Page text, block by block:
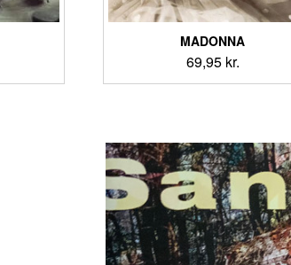
MADONNA
69,95 kr.